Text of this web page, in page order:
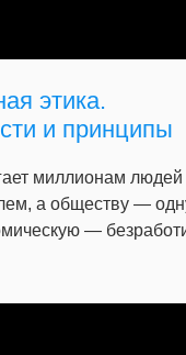
этика.
и принципы
миллионам
а обществу —
—